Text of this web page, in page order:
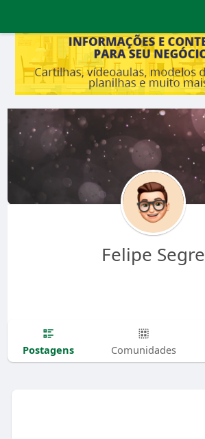
Felipe Segre
Postagens Comunidades